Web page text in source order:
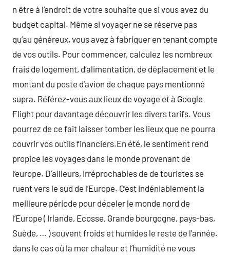
n être à l’endroit de votre souhaite que si vous avez du
budget capital. Même si voyager ne se réserve pas
qu’au généreux, vous avez à fabriquer en tenant compte
de vos outils. Pour commencer, calculez les nombreux
frais de logement, d’alimentation, de déplacement et le
montant du poste d’avion de chaque pays mentionné
supra. Référez-vous aux lieux de voyage et à Google
Flight pour davantage découvrir les divers tarifs. Vous
pourrez de ce fait laisser tomber les lieux que ne pourra
couvrir vos outils financiers.En été, le sentiment rend
propice les voyages dans le monde provenant de
l’europe. D’ailleurs, irréprochables de de touristes se
ruent vers le sud de l’Europe. C’est indéniablement la
meilleure période pour déceler le monde nord de
l’Europe ( Irlande, Ecosse, Grande bourgogne, pays-bas,
Suède, … ) souvent froids et humides le reste de l’année.
dans le cas où la mer chaleur et l’humidité ne vous